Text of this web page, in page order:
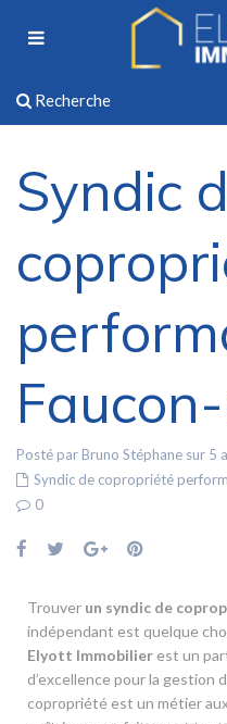
Recherche
Syndic
Posté par Bruno Stéphane sur 5
Syndic de copropriété
0
Trouver un syndic de
indépendant est quelque
Elyott Immobilier est un
d’excellence pour la gestion
copropriété est un métier